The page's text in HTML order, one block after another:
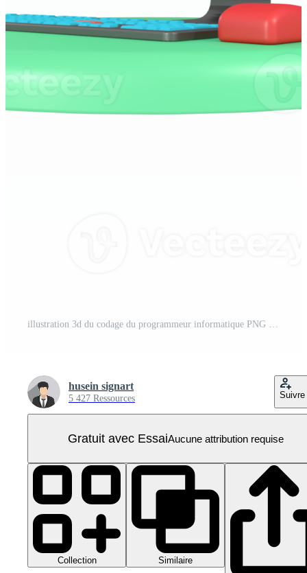
illustration 3d du codage du programmeur informatique PNG Pro
husein signart
5 427 Ressources Suivre
Gratuit avec EssaiAucune attribution requise
Collection Similaire